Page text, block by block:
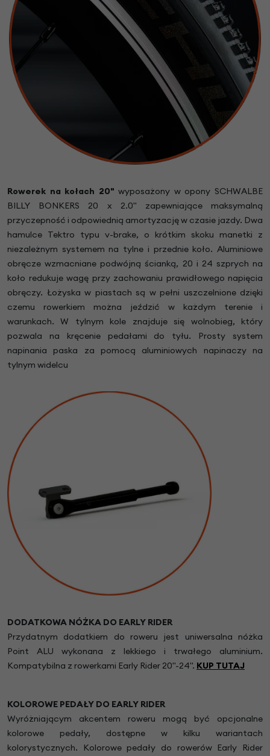
Rowerek na kołach 20" wyposażony w opony SCHWALBE
BILLY BONKERS 20 x 2.0" zapewniające maksymalną
przyczepność i odpowiednią amortyzację w czasie jazdy. Dwa
hamulce Tektro typu v-brake, o krótkim skoku manetki z
niezależnym systemem na tylne i przednie koło. Aluminiowe
obręcze wzmacniane podwójną ścianką, 20 i 24 szprych na
koło redukuje wagę przy zachowaniu prawidłowego napięcia
obręczy. Łożyska w piastach są w pełni uszczelnione dzięki
czemu rowerkiem można jeździć w każdym terenie i
warunkach. W tylnym kole znajduje się wolnobieg, który
pozwala na kręcenie pedałami do tyłu. Prosty system
napinania paska za pomocą aluminiowych napinaczy na
tylnym widelcu
DODATKOWA NÓŻKA DO EARLY RIDER
Przydatnym dodatkiem do roweru jest uniwersalna nóżka
Point ALU wykonana z lekkiego i trwałego aluminium.
Kompatybilna z rowerkami Early Rider 20"-24". KUP TUTAJ
KOLOROWE PEDAŁY DO EARLY RIDER
Wyróżniającym akcentem roweru mogą być opcjonalne
kolorowe pedały, dostępne w kilku wariantach
kolorystycznych. Kolorowe pedały do rowerów Early Rider